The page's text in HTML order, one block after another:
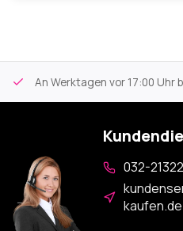
An Werktagen vor 17:00 Uhr
032-
kaufen.de